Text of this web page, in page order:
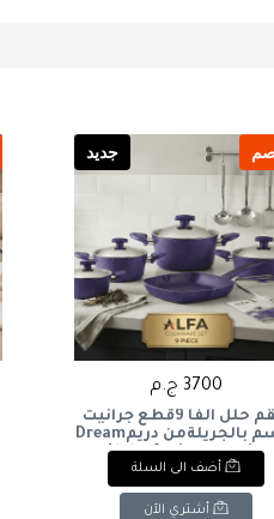
جديد
3700 ج.م
طقم حلل الفا 9قطع جرانيت
28سم بالجريلةمن دريمDream
Alpha 9-piece granite
cookware set, 28cm, with
أضف الى السلة
أشتري الآن